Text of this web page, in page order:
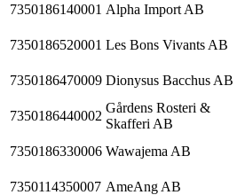
7350186140001 Alpha Import AB
7350186520001 Les Bons Vivants AB
7350186470009 Dionysus Bacchus AB
7350186440002
Gårdens Rosteri &
Skafferi AB
7350186330006 Wawajema AB
7350114350007 AmeAng AB